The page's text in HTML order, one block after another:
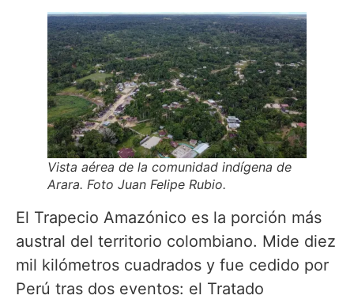
Vista aérea de la comunidad indígena de
Arara. Foto Juan Felipe Rubio.
El Trapecio Amazónico es la porción más
austral del territorio colombiano. Mide diez
mil kilómetros cuadrados y fue cedido por
Perú tras dos eventos: el Tratado